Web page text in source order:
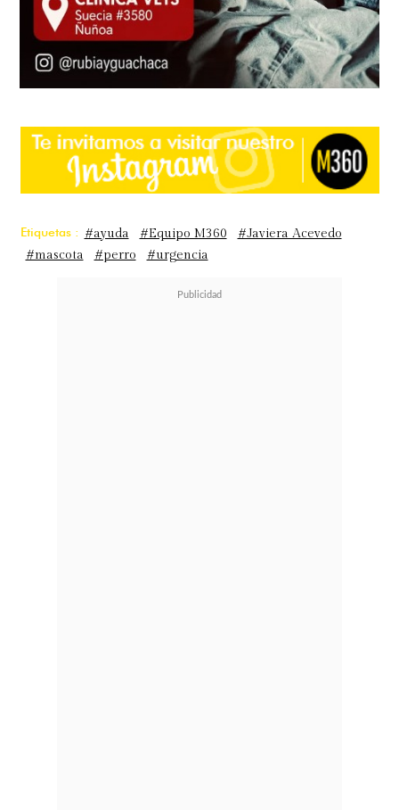
Etiquetas : #ayuda #Equipo M360
#Javiera Acevedo
#mascota
#perro #urgencia